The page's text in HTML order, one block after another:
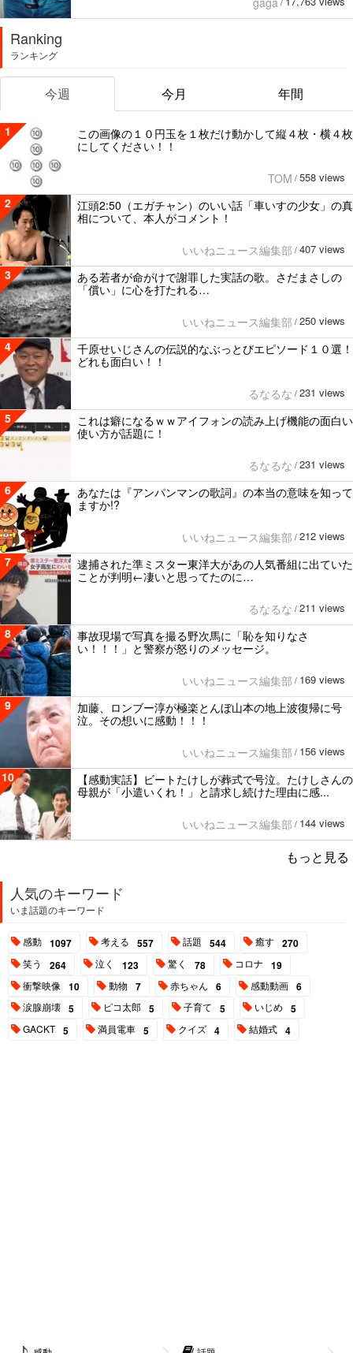
/
Ranking
ランキング
今週 今月 年間
1
この画像の１０円玉を１枚だけ動かして縦４枚・横４枚
にしてください！！
TOM / 558 views
2
江頭2:50（エガチャン）のいい話「車いすの少女」の真
相について、本人がコメント！
いいねニュース編集部 / 407 views
3
ある若者が命がけで謝罪した実話の歌。さだまさしの
「償い」に心を打たれる…
いいねニュース編集部 / 250 views
4
千原せいじさんの伝説的なぶっとびエピソード１０選！
どれも面白い！！
るなるな / 231 views
5
これは癖になるｗｗアイフォンの読み上げ機能の面白い
使い方が話題に！
るなるな / 231 views
6
あなたは『アンパンマンの歌詞』の本当の意味を知って
ますか!?
いいねニュース編集部 / 212 views
7
逮捕された準ミスター東洋大があの人気番組に出ていた
ことが判明←凄いと思ってたのに…
るなるな / 211 views
8
事故現場で写真を撮る野次馬に「恥を知りなさ
い！！！」と警察が怒りのメッセージ。
いいねニュース編集部 / 169 views
9
加藤、ロンブー淳が極楽とんぼ山本の地上波復帰に号
泣。その想いに感動！！！
いいねニュース編集部 / 156 views
10
【感動実話】ビートたけしが葬式で号泣。たけしさんの
母親が「小遣いくれ！」と請求し続けた理由に感...
いいねニュース編集部 / 144 views
もっと見る
人気のキーワード
いま話題のキーワード
感動 1097 考える 557 話題 544 癒す 270
笑う 264 泣く 123 驚く 78 コロナ 19
衝撃映像 10 動物 7 赤ちゃん 6 感動動画 6
涙腺崩壊 5 ピコ太郎 5 子育て 5 いじめ 5
GACKT 5 満員電車 5 クイズ 4 結婚式 4